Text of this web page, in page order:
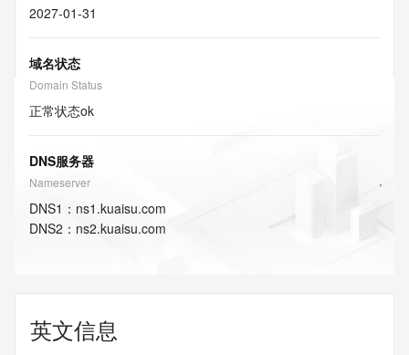
2027-01-31
域名状态
Domain Status
正常状态ok
DNS服务器
Nameserver
DNS1 ： ns1.kuaisu.com
DNS2 ： ns2.kuaisu.com
英文信息